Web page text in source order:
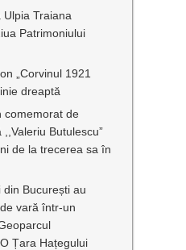
Traiana
Patrimoniului
„Corvinul 1921
dreaptă
comemorat de
Butulescu”
de la trecerea sa în
din București au
vară într-un
Țara Hațegului